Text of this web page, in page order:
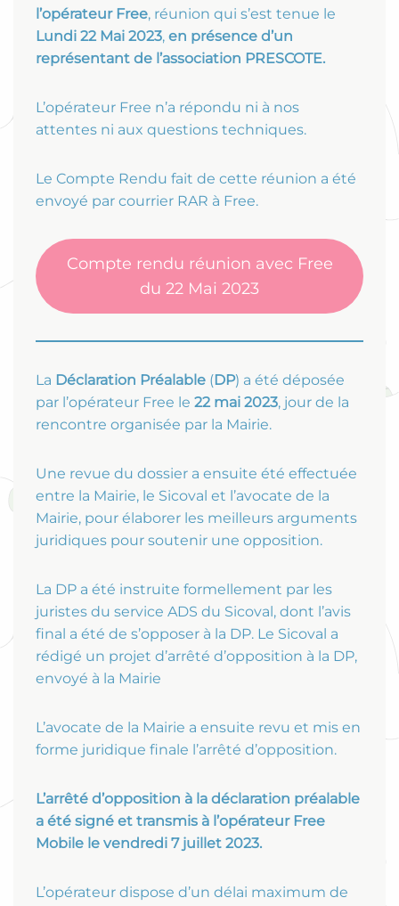
l’opérateur Free, réunion qui s’est tenue le
Lundi 22 Mai 2023, en présence d’un
représentant de l’association PRESCOTE.
L’opérateur Free n’a répondu ni à nos
attentes ni aux questions techniques.
Le Compte Rendu fait de cette réunion a été
envoyé par courrier RAR à Free.
Compte rendu réunion avec Free
du 22 Mai 2023
La Déclaration Préalable (DP) a été déposée
par l’opérateur Free le 22 mai 2023, jour de la
rencontre organisée par la Mairie.
Une revue du dossier a ensuite été effectuée
entre la Mairie, le Sicoval et l’avocate de la
Mairie, pour élaborer les meilleurs arguments
juridiques pour soutenir une opposition.
La DP a été instruite formellement par les
juristes du service ADS du Sicoval, dont l’avis
final a été de s’opposer à la DP. Le Sicoval a
rédigé un projet d’arrêté d’opposition à la DP,
envoyé à la Mairie
L’avocate de la Mairie a ensuite revu et mis en
forme juridique finale l’arrêté d’opposition.
L’arrêté d’opposition à la déclaration préalable
a été signé et transmis à l’opérateur Free
Mobile le vendredi 7 juillet 2023.
L’opérateur dispose d’un délai maximum de